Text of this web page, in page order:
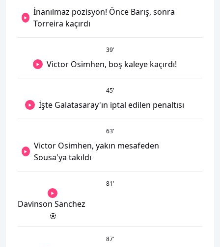
İnanılmaz pozisyon! Önce Barış, sonra
Torreira kaçırdı
39’
Victor Osimhen, boş kaleye kaçırdı!
45’
İşte Galatasaray'ın iptal edilen penaltısı
63’
Victor Osimhen, yakın mesafeden
Sousa'ya takıldı
81’
Davinson Sanchez
87’